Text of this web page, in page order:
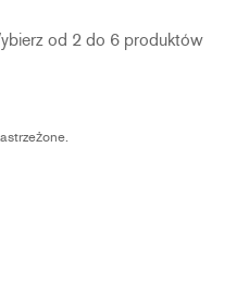
od 2 do 6 produktów